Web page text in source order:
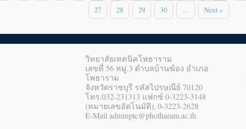
27
28 29 30 … Next »
วิทยาลัยเทคนิคโพธาราม
เลขที่ 56 หมู่.3 ตำบลบ้านฆ้อง อำเภอ
โพธาราม
จังหวัดราชบุรี รหัสไปรษณีย์ 70120
โทร.032-231313 แฟกซ์ 0-3223-3148
(หมายเลขอัตโนมัติ), 0-3223-2628
E-Mail adminptc@photharam.ac.th